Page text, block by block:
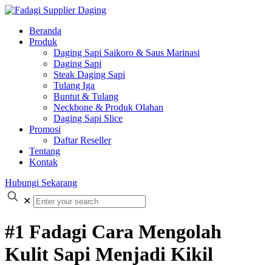
Beranda
Produk
Daging Sapi Saikoro & Saus Marinasi
Daging Sapi
Steak Daging Sapi
Tulang Iga
Buntut & Tulang
Neckbone & Produk Olahan
Daging Sapi Slice
Promosi
Daftar Reseller
Tentang
Kontak
Hubungi Sekarang
✕
#1 Fadagi Cara Mengolah
Kulit Sapi Menjadi Kikil